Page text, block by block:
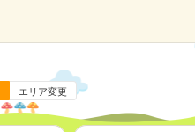
エリア変更